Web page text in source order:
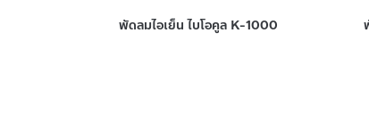
พัดลมไอเย็น ไบโอคูล K-1000